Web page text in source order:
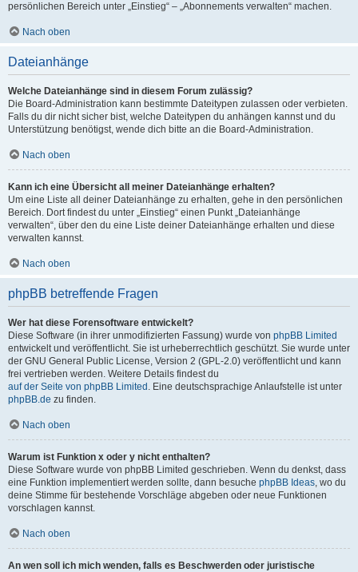
persönlichen Bereich unter „Einstieg“ – „Abonnements verwalten“ machen.
Nach oben
Dateianhänge
Welche Dateianhänge sind in diesem Forum zulässig?
Die Board-Administration kann bestimmte Dateitypen zulassen oder verbieten.
Falls du dir nicht sicher bist, welche Dateitypen du anhängen kannst und du
Unterstützung benötigst, wende dich bitte an die Board-Administration.
Nach oben
Kann ich eine Übersicht all meiner Dateianhänge erhalten?
Um eine Liste all deiner Dateianhänge zu erhalten, gehe in den persönlichen
Bereich. Dort findest du unter „Einstieg“ einen Punkt „Dateianhänge
verwalten“, über den du eine Liste deiner Dateianhänge erhalten und diese
verwalten kannst.
Nach oben
phpBB betreffende Fragen
Wer hat diese Forensoftware entwickelt?
Diese Software (in ihrer unmodifizierten Fassung) wurde von phpBB Limited
entwickelt und veröffentlicht. Sie ist urheberrechtlich geschützt. Sie wurde unter
der GNU General Public License, Version 2 (GPL-2.0) veröffentlicht und kann
frei vertrieben werden. Weitere Details findest du
auf der Seite von phpBB Limited . Eine deutschsprachige Anlaufstelle ist unter
phpBB.de zu finden.
Nach oben
Warum ist Funktion x oder y nicht enthalten?
Diese Software wurde von phpBB Limited geschrieben. Wenn du denkst, dass
eine Funktion implementiert werden sollte, dann besuche phpBB Ideas, wo du
deine Stimme für bestehende Vorschläge abgeben oder neue Funktionen
vorschlagen kannst.
Nach oben
An wen soll ich mich wenden, falls es Beschwerden oder juristische